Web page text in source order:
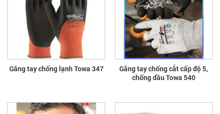
Găng tay chống lạnh Towa 347
Găng tay chống cắt cấp độ 5,
chống dầu Towa 540